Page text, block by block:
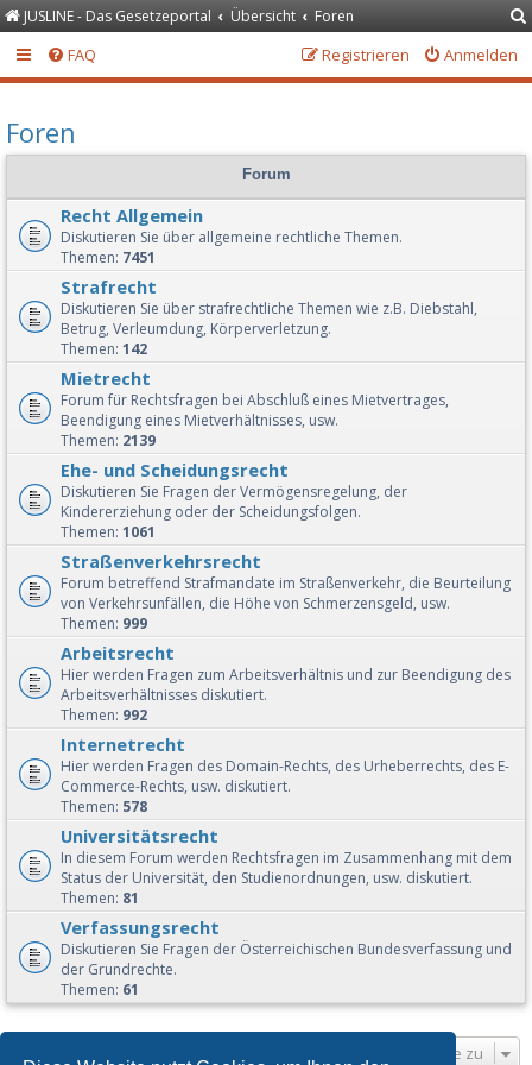
JUSLINE - Das Gesetzeportal Übersicht Foren
FAQ Anmelden
Registrieren
Foren
Forum
Recht Allgemein
Diskutieren Sie über allgemeine rechtliche Themen.
Themen: 7451
Strafrecht
Diskutieren Sie über strafrechtliche Themen wie z.B. Diebstahl,
Betrug, Verleumdung, Körperverletzung.
Themen: 142
Mietrecht
Forum für Rechtsfragen bei Abschluß eines Mietvertrages,
Beendigung eines Mietverhältnisses, usw.
Themen: 2139
Ehe- und Scheidungsrecht
Diskutieren Sie Fragen der Vermögensregelung, der
Kindererziehung oder der Scheidungsfolgen.
Themen: 1061
Straßenverkehrsrecht
Forum betreffend Strafmandate im Straßenverkehr, die Beurteilung
von Verkehrsunfällen, die Höhe von Schmerzensgeld, usw.
Themen: 999
Arbeitsrecht
Hier werden Fragen zum Arbeitsverhältnis und zur Beendigung des
Arbeitsverhältnisses diskutiert.
Themen: 992
Internetrecht
Hier werden Fragen des Domain-Rechts, des Urheberrechts, des E-
Commerce-Rechts, usw. diskutiert.
Themen: 578
Universitätsrecht
In diesem Forum werden Rechtsfragen im Zusammenhang mit dem
Status der Universität, den Studienordnungen, usw. diskutiert.
Themen: 81
Verfassungsrecht
Diskutieren Sie Fragen der Österreichischen Bundesverfassung und
der Grundrechte.
Themen: 61
Gehe zu